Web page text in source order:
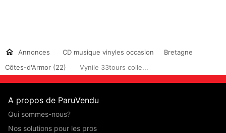
Annonces CD musique vinyles occasion
Bretagne
Côtes-d'Armor (22)
Vynile 33tours colle...
A propos de ParuVendu
Qui sommes-nous?
Nos solutions pour les pros